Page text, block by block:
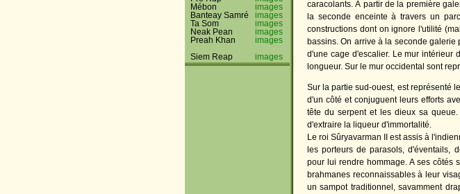
Mébon
images
Banteay Samré
images
Ta Som
images
Neak Pean
images
Preah Khan
images
Siem Reap
images
caracolants. À partir de la première
la seconde enceinte à travers un
constructions dont on ignore l'utilité
bassins. On arrive à la seconde
d'une cage d'escalier. Le mur intérieur
longueur. Sur le mur occidental sont
Sur la partie sud-ouest, est représenté
d'un côté et conjuguent leurs efforts
tête du serpent et les dieux sa
d'extraire la liqueur d'immortalité.
Le roi Sûryavarman II est assis à
les porteurs de parasols, d'éventails,
pour lui rendre hommage. A ses côtés
brahmanes reconnaissables à leur
un sampot traditionnel, savamment